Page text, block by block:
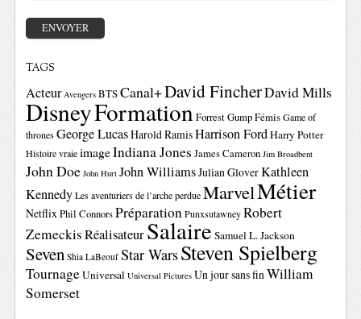
TAGS
Acteur Avengers BTSCanal+David FincherDavid Mills
DisneyFormationForrest GumpFémis Game of
thrones George LucasHarold RamisHarrison FordHarry Potter
Histoire vraie imageIndiana Jones James Cameron Jim Broadbent
John Doe John Hurt John WilliamsJulian GloverKathleen
Kennedy Les aventuriers de l’arche perdue MarvelMétier
NetflixPhil ConnorsPréparation Punxsutawney Robert
ZemeckisRéalisateurSalaire Samuel L. Jackson
Seven Shia LaBeouf Star WarsSteven Spielberg
TournageUniversal Universal Pictures Un jour sans finWilliam
Somerset